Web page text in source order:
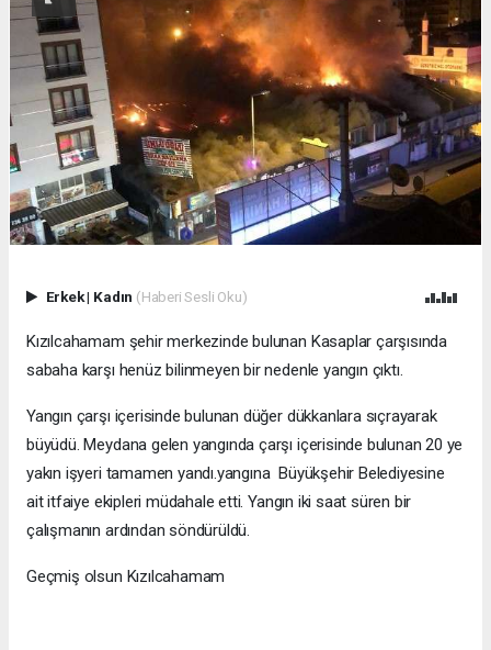
Erkek| Kadın (Haberi Sesli Oku)
Kızılcahamam şehir merkezinde bulunan Kasaplar çarşısında
sabaha karşı henüz bilinmeyen bir nedenle yangın çıktı.
Yangın çarşı içerisinde bulunan düğer dükkanlara sıçrayarak
büyüdü. Meydana gelen yangında çarşı içerisinde bulunan 20 ye
yakın işyeri tamamen yandı.yangına Büyükşehir Belediyesine
ait itfaiye ekipleri müdahale etti. Yangın iki saat süren bir
çalışmanın ardından söndürüldü.
Geçmiş olsun Kızılcahamam